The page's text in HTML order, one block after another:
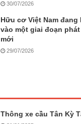
30/07/2026
Hữu cơ Việt Nam
vào một giai đoạn
mới
29/07/2026
Thông xe cầu Tân Kỳ